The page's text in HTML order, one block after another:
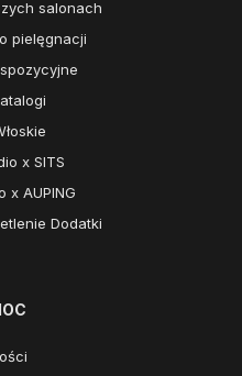
salonach
pielęgnacji
x SITS
x AUPING
Dodatki